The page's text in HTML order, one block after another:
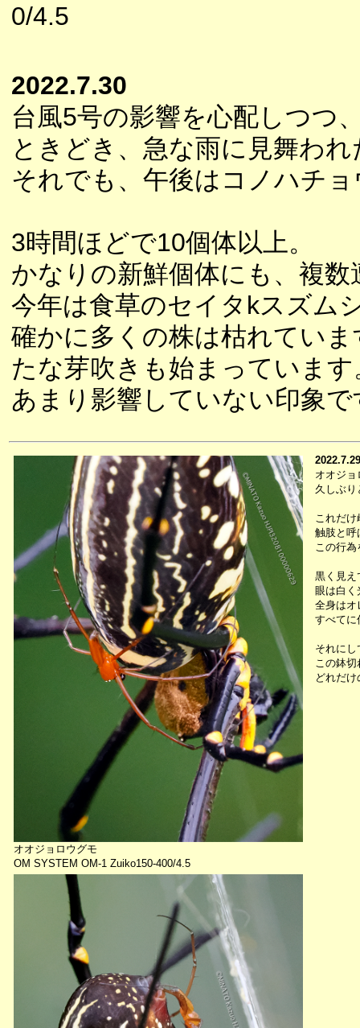
0/4.5
2022.7.30
台風5号の影響を心配しつつ
ときどき、急な雨に見舞わ
それでも、午後はコノハチ
3時間ほどで10個体以上。
かなりの新鮮個体にも、複
今年は食草のセイタkスズム
確かに多くの株は枯れてい
たな芽吹きも始まっています
あまり影響していない印象で
オオジョロウグモ
OM SYSTEM OM-1 Zuiko150-400/4.5
2022.7.29
オオジ
久しぶ
これだ
触肢と呼
この行為
黒く見え
眼は白く
全身はオ
すべてに
それに
この鉢切
どれだ